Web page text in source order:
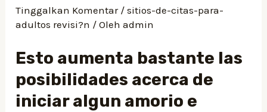
Tinggalkan Komentar /sitios-de-citas-para-
adultos revisi?n / Olehadmin
Esto aumenta bastante las
posibilidades acerca de
iniciar algun amorio e